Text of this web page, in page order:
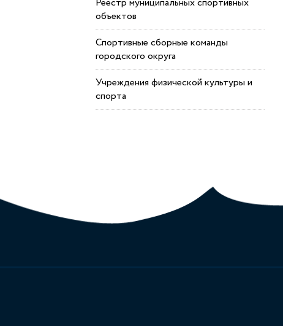
объектов
Спортивные сборные команды
городского округа
Учреждения физической культуры и
спорта